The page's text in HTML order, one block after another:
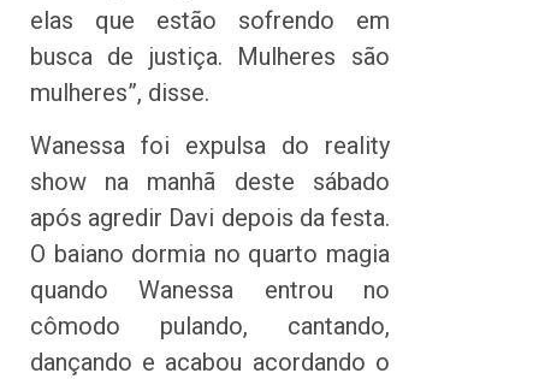
elas que estão sofrendo em
busca de justiça. Mulheres são
mulheres”, disse.
Wanessa foi expulsa do reality
show na manhã deste sábado
após agredir Davi depois da festa.
O baiano dormia no quarto magia
quando Wanessa entrou no
cômodo pulando, cantando,
dançando e acabou acordando o